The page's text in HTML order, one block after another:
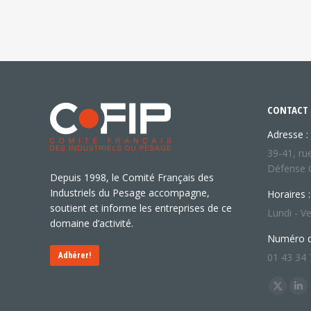
Depuis 1998, le Comité Français des
Industriels du Pesage accompagne,
soutient et informe les entreprises de ce
domaine d’activité.
Adhérer!
CONTACT
Adresse :
39-41,
Défense
Horaires :
Lundi -
Numéro
01 43 34
Trouvez
X